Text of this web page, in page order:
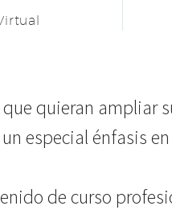
quieran ampliar
especial énfasis
de curso